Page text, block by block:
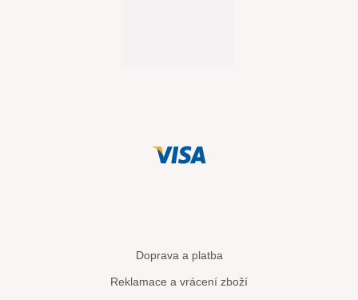
Doprava a platba
Reklamace a vrácení zboží